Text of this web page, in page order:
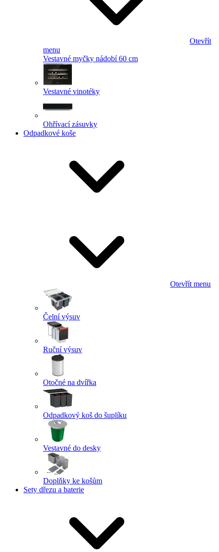
Otevřít
menu
Vestavné myčky nádobí 60 cm
Vestavné vinotéky
Ohřívací zásuvky
Odpadkové koše
Otevřít menu
Čelní výsuv
Ruční výsuv
Otočné na dvířka
Odpadkový koš do šuplíku
Vestavné do desky
Doplňky ke košům
Sety dřezu a baterie